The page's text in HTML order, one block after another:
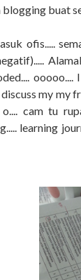
buat
ofis.....
my my
cam tu
learning